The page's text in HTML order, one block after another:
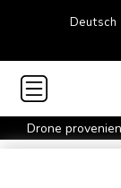
Deutsch
Drone
bulgaro